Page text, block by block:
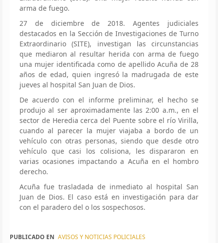
arma de fuego.
27 de diciembre de 2018. Agentes judiciales
destacados en la Sección de Investigaciones de Turno
Extraordinario (SITE), investigan las circunstancias
que mediaron al resultar herida con arma de fuego
una mujer identificada como de apellido Acuña de 28
años de edad, quien ingresó la madrugada de este
jueves al hospital San Juan de Dios.
De acuerdo con el informe preliminar, el hecho se
produjo al ser aproximadamente las 2:00 a.m., en el
sector de Heredia cerca del Puente sobre el río Virilla,
cuando al parecer la mujer viajaba a bordo de un
vehículo con otras personas, siendo que desde otro
vehículo que casi los colisiona, les dispararon en
varias ocasiones impactando a Acuña en el hombro
derecho.
Acuña fue trasladada de inmediato al hospital San
Juan de Dios. El caso está en investigación para dar
con el paradero del o los sospechosos.
PUBLICADO EN AVISOS Y NOTICIAS POLICIALES